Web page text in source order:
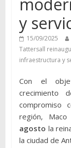
y
15/09/2025
Tattersall
infraestructura y
Con el
compromiso
región,
agosto la
la ciudad de